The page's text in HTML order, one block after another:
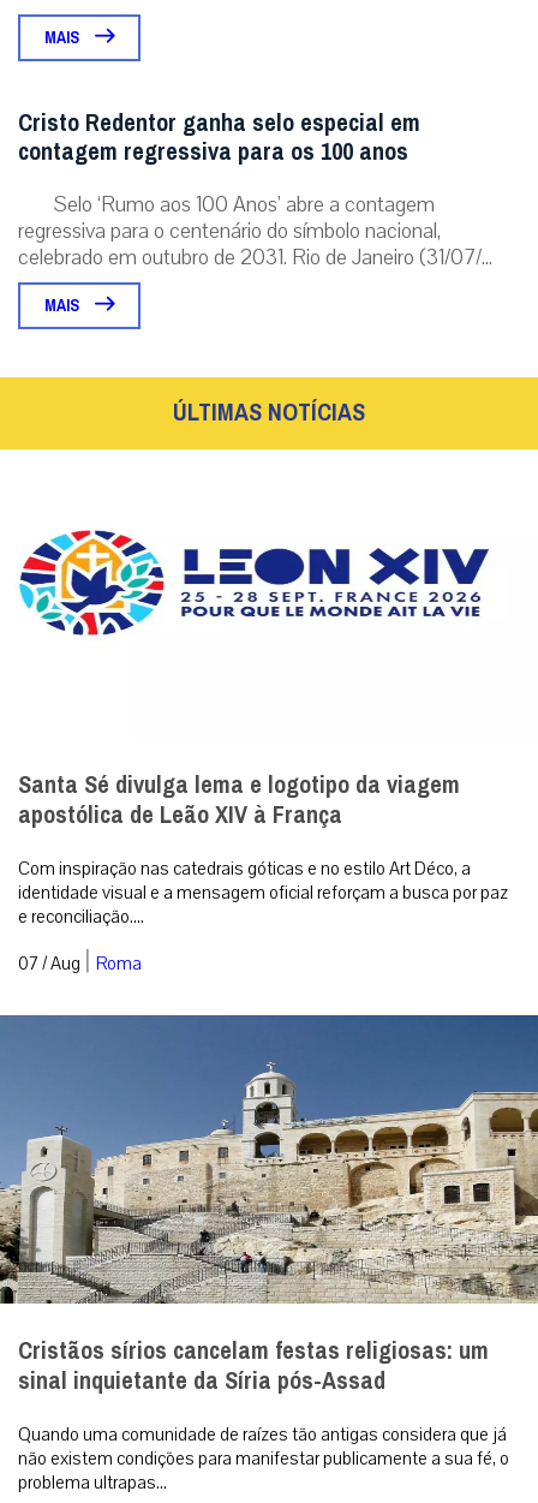
MAIS
Cristo Redentor ganha selo especial em
contagem regressiva para os 100 anos
Selo ‘Rumo aos 100 Anos’ abre a contagem
regressiva para o centenário do símbolo nacional,
celebrado em outubro de 2031. Rio de Janeiro (31/07/...
MAIS
ÚLTIMAS NOTÍCIAS
Santa Sé divulga lema e logotipo da viagem
apostólica de Leão XIV à França
Com inspiração nas catedrais góticas e no estilo Art Déco, a
identidade visual e a mensagem oficial reforçam a busca por paz
e reconciliação....
07 / Aug | Roma
Cristãos sírios cancelam festas religiosas: um
sinal inquietante da Síria pós-Assad
Quando uma comunidade de raízes tão antigas considera que já
não existem condições para manifestar publicamente a sua fé, o
problema ultrapas...